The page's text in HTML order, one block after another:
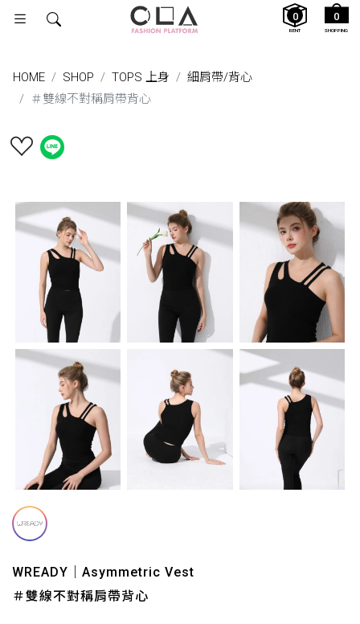
SHOPPING
0
RENT
0
HOME SHOP TOPS 上身
細肩帶/背⼼
＃雙線不對稱肩帶背心
WREADY｜Asymmetric Vest
＃雙線不對稱肩帶背心